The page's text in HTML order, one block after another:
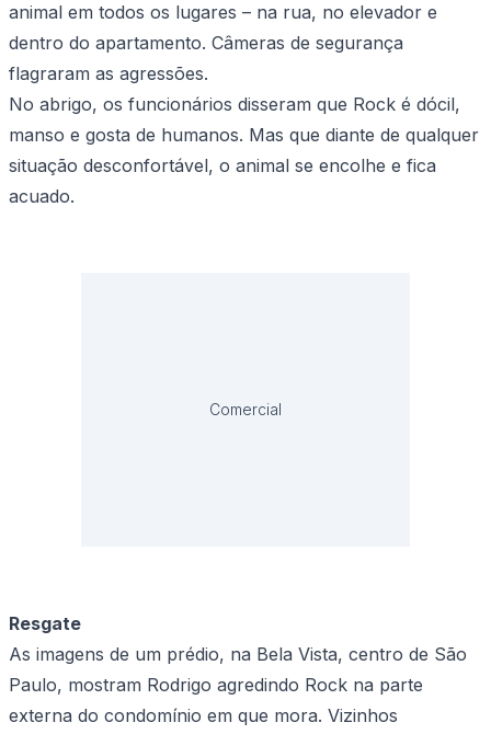
animal em todos os lugares – na rua, no elevador e
dentro do apartamento. Câmeras de segurança
flagraram as agressões.
No abrigo, os funcionários disseram que Rock é dócil,
manso e gosta de humanos. Mas que diante de qualquer
situação desconfortável, o animal se encolhe e fica
acuado.
Comercial
Resgate
As imagens de um prédio, na Bela Vista, centro de São
Paulo, mostram Rodrigo agredindo Rock na parte
externa do condomínio em que mora. Vizinhos